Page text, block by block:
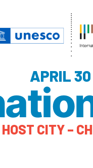
APRIL 30
CITY –